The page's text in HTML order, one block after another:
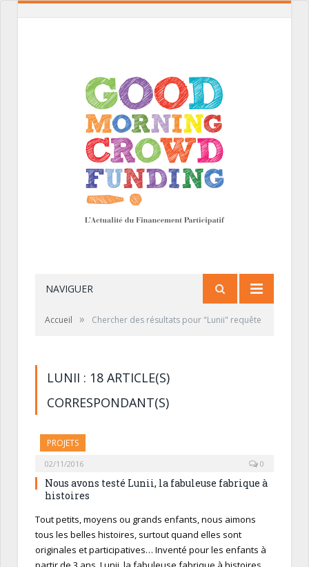
NAVIGUER
Accueil » Chercher des résultats pour "Lunii" requête
LUNII : 18 ARTICLE(S)
CORRESPONDANT(S)
PROJETS
02/11/2016 0
Nous avons testé Lunii, la fabuleuse fabrique à
histoires
Tout petits, moyens ou grands enfants, nous aimons
tous les belles histoires, surtout quand elles sont
originales et participatives… Inventé pour les enfants à